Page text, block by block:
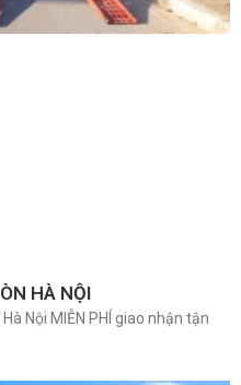
HÀ NỘI
Nội MIỄN PHÍ giao nhận tận